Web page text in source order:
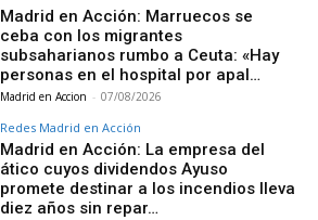
Madrid en Acción: Marruecos se
ceba con los migrantes
subsaharianos rumbo a Ceuta: «Hay
personas en el hospital por apal…
Madrid en Accion - 07/08/2026
Redes Madrid en Acción
Madrid en Acción: La empresa del
ático cuyos dividendos Ayuso
promete destinar a los incendios lleva
diez años sin repar…